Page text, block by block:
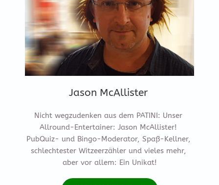
Jason McAllister
Nicht wegzudenken aus dem PATINI: Unser
Allround-Entertainer: Jason McAllister!
PubQuiz- und Bingo-Moderator, Spaß-Kellner,
schlechtester Witzeerzähler und vieles mehr,
aber vor allem: Ein Unikat!